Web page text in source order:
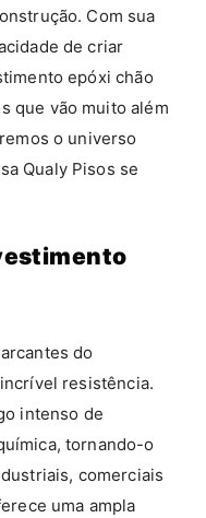
Com sua
de criar
epóxi chão
que vão muito além
o universo
Qualy Pisos se
do
resistência.
intenso de
tornando-o
comerciais
uma ampla